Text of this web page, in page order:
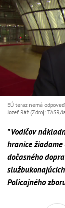
EÚ teraz nemá
Jozef Ráž (Zdroj: TASR/
"Vodičov
hranice žiadame
dočasného
Policajného